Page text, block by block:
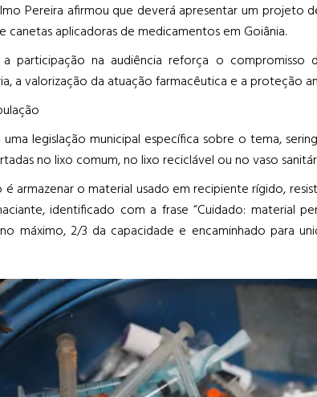
Pereira afirmou que deverá apresentar um projeto
canetas aplicadoras de medicamentos em Goiânia.
a participação na audiência reforça o
a valorização da atuação farmacêutica e a proteção
legislação municipal específica sobre o tema,
no lixo comum, no lixo reciclável ou no vaso
armazenar o material usado em recipiente rígido,
identificado com a frase “Cuidado: material
máximo, 2/3 da capacidade e encaminhado para